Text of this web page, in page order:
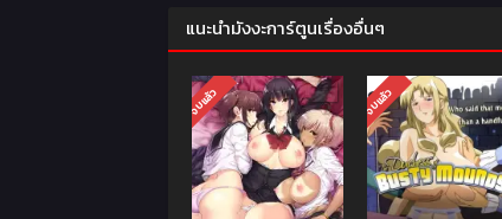
แนะนำมังงะการ์ตูนเรื่องอื่นๆ
จบแล้ว จบแล้ว